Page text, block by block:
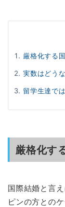
厳格化する
実数はどう
留学生達では
厳格化す
国際結婚と言
ピンの方との